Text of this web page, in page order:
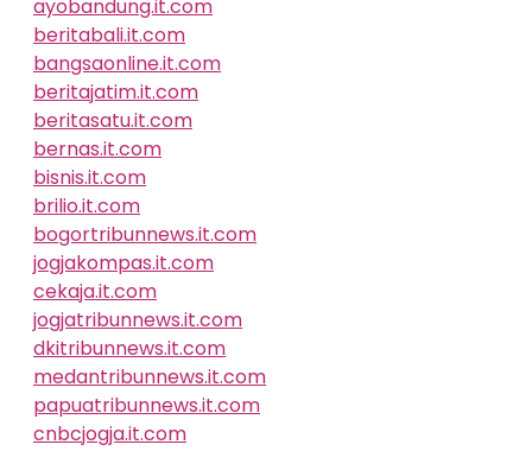
ayobandung.it.com
beritabali.it.com
bangsaonline.it.com
beritajatim.it.com
beritasatu.it.com
bernas.it.com
bisnis.it.com
brilio.it.com
bogortribunnews.it.com
jogjakompas.it.com
cekaja.it.com
jogjatribunnews.it.com
dkitribunnews.it.com
medantribunnews.it.com
papuatribunnews.it.com
cnbcjogja.it.com